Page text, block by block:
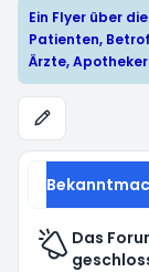
Ein Flyer über
Patienten,
Ärzte,
Das